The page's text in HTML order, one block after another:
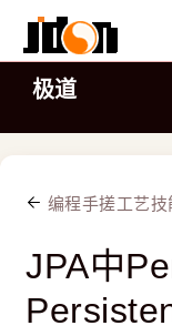
极道
编程手搓工艺技
JPA中